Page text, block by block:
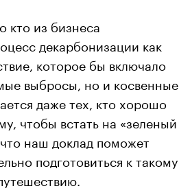
кто из бизнеса
декарбонизации как
которое бы включало
выбросы, но и косвенные
даже тех, кто хорошо
чтобы встать на «зеленый
наш доклад поможет
подготовиться к такому